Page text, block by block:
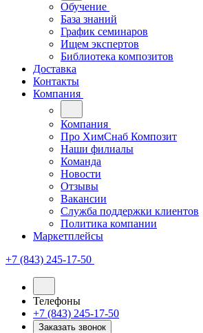
Обучение
База знаний
График семинаров
Ищем экспертов
Библиотека композитов
Доставка
Контакты
Компания
Компания
Про ХимСнаб Композит
Наши филиалы
Команда
Новости
Отзывы
Вакансии
Служба поддержки клиентов
Политика компании
Маркетплейсы
+7 (843) 245-17-50
Телефоны
+7 (843) 245-17-50
Заказать звонок